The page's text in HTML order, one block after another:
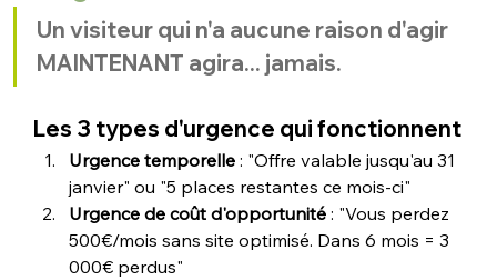
Un visiteur qui n'a aucune raison d'agir
MAINTENANT agira... jamais.
Les 3 types d'urgence qui fonctionnent
Urgence temporelle : "Offre valable jusqu'au 31
janvier" ou "5 places restantes ce mois-ci"
Urgence de coût d'opportunité : "Vous perdez
500€/mois sans site optimisé. Dans 6 mois = 3
000€ perdus"